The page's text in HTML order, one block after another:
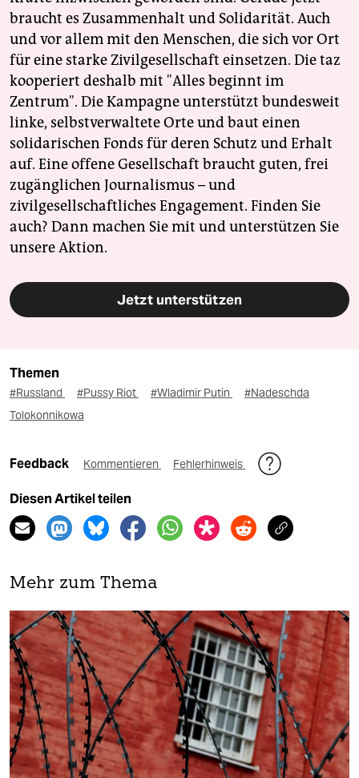
braucht es Zusammenhalt und Solidarität. Auch
und vor allem mit den Menschen, die sich vor Ort
für eine starke Zivilgesellschaft einsetzen. Die taz
kooperiert deshalb mit "Alles beginnt im
Zentrum". Die Kampagne unterstützt bundesweit
linke, selbstverwaltete Orte und baut einen
solidarischen Fonds für deren Schutz und Erhalt
auf. Eine offene Gesellschaft braucht guten, frei
zugänglichen Journalismus – und
zivilgesellschaftliches Engagement. Finden Sie
auch? Dann machen Sie mit und unterstützen Sie
unsere Aktion.
Jetzt unterstützen
Themen
#Russland #Pussy Riot #Wladimir Putin
#Nadeschda
Tolokonnikowa
Feedback Kommentieren Fehlerhinweis
Diesen Artikel teilen
Mehr zum Thema